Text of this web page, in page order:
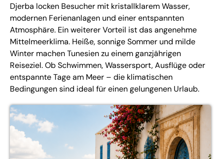
Djerba locken Besucher mit kristallklarem Wasser,
modernen Ferienanlagen und einer entspannten
Atmosphäre. Ein weiterer Vorteil ist das angenehme
Mittelmeerklima. Heiße, sonnige Sommer und milde
Winter machen Tunesien zu einem ganzjährigen
Reiseziel. Ob Schwimmen, Wassersport, Ausflüge oder
entspannte Tage am Meer – die klimatischen
Bedingungen sind ideal für einen gelungenen Urlaub.